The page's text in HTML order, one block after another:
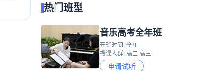
热门班型
音乐高考全年班
开班时间: 全年
授课人群: 高二 高三
申请试听